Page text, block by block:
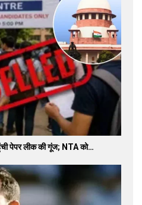
पेपर लीक की गूंज; NTA को…